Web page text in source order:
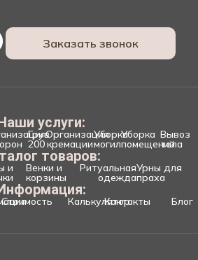
Заказать звонок
услуги:
Груз
200
Организация
кремации
Уборка
могил
Уборка
помещений
Вывоз
тела
товаров:
и Венки и
корзины
Ритуальная
одежда
Урны для
праха
Стоимость Калькулятор
Контакты Блог